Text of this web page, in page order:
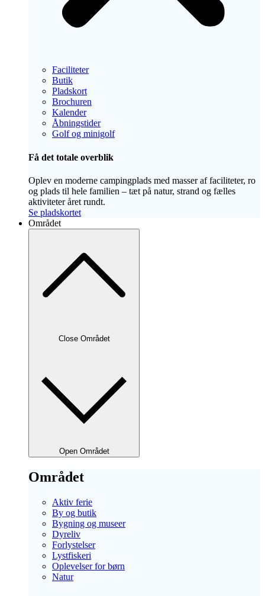
Faciliteter
Butik
Pladskort
Brochuren
Kalender
Åbningstider
Golf og minigolf
Få det totale overblik
Oplev en moderne campingplads med masser af faciliteter, ro
og plads til hele familien – tæt på natur, strand og fælles
aktiviteter året rundt.
Se pladskortet
Området
Close Området
Open Området
Området
Aktiv ferie
By og butik
Bygning og museer
Dyreliv
Forlystelser
Lystfiskeri
Oplevelser for børn
Natur